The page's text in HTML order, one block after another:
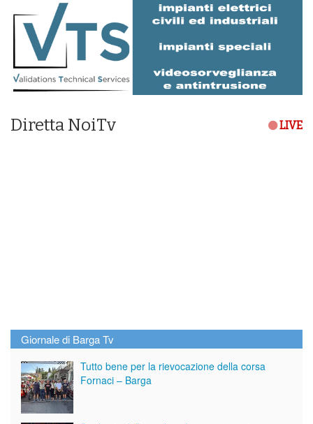
Diretta NoiTv LIVE
Giornale di Barga Tv
Tutto bene per la rievocazione della corsa
Fornaci – Barga